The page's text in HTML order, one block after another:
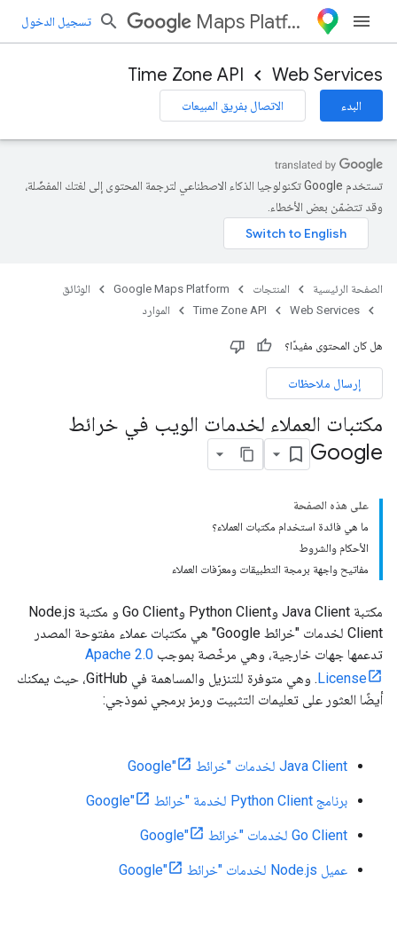
Maps Platform تسجيل الدخول
Web Services
Time Zone API
البدء الاتصال بفريق المبيعات
تستخدم Google تكنولوجيا الذكاء الاصطناعي لترجمة المحتوى إلى لغتك المفضّلة،
وقد تتضمّن بعض الأخطاء.
الصفحة الرئيسية المنتجات Google Maps Platform
الوثائق
Web Services
Time Zone API الموارد
هل كان المحتوى مفيدًا؟
إرسال ملاحظات
مكتبات العملاء لخدمات الويب في خرائط
Google
على هذه الصفحة
ما هي فائدة استخدام مكتبات العملاء؟
الأحكام والشروط
مفاتيح واجهة برمجة التطبيقات ومعرّفات العملاء
مكتبة Java Client وPython Client وGo Client و مكتبة Node.js
Client لخدمات "خرائط Google" هي مكتبات عملاء مفتوحة المصدر
تدعمها جهات خارجية، وهي مرخّصة بموجب Apache 2.0
License
. وهي متوفرة للتنزيل والمساهمة في GitHub، حيث يمكنك
أيضًا العثور على تعليمات التثبيت ورمز برمجي نموذجي:
Java Client لخدمات "خرائط Google"
برنامج Python Client لخدمة "خرائط Google"
Go Client لخدمات "خرائط Google"
عميل Node.js لخدمات "خرائط Google"